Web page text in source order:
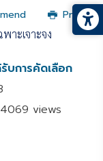
Print
าะเจาะจง
บการคัดเลือก
4069 views